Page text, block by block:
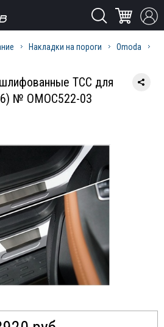
Накладки на пороги
Omoda
ТСС для
№ OMOC522-03